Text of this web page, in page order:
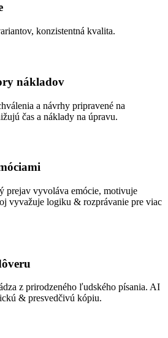
konzistentná kvalita.
nákladov
a návrhy pripravené na
čas a náklady na úpravu.
prejav vyvoláva emócie, motivuje
vyvažuje logiku & rozprávanie pre viac
z prirodzeného ľudského písania. AI
& presvedčivú kópiu.